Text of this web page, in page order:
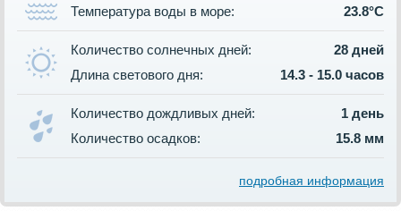
Температура воды в море: 23.8°C
Количество солнечных дней:
28 дней
Длина светового дня:
14.3 - 15.0 часов
Количество дождливых дней:
1 день
Количество осадков:
15.8 мм
подробная информация